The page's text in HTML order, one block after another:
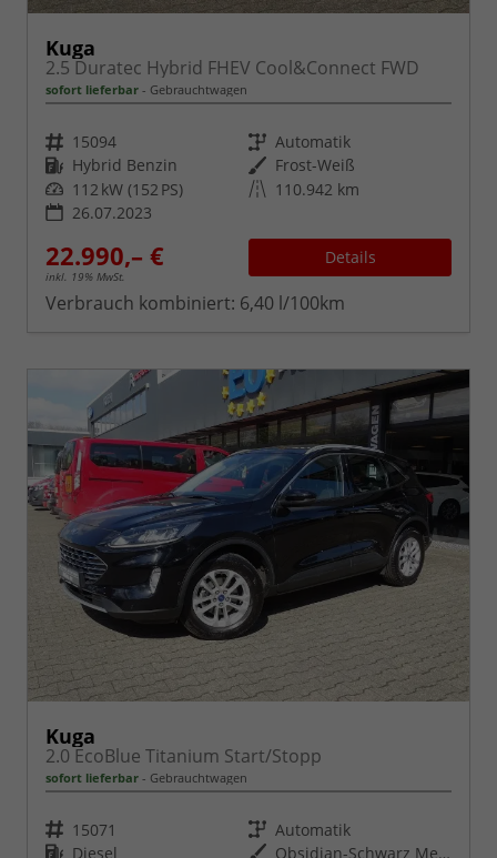
Kuga
2.5 Duratec Hybrid FHEV Cool&Connect FWD
sofort lieferbar Gebrauchtwagen
Fahrzeugnr. 15094 Getriebe Automatik
Kraftstoff Hybrid Benzin Außenfarbe Frost-Weiß
Leistung 112 kW (152 PS) Kilometerstand 110.942 km
26.07.2023
22.990,– €
inkl. 19% MwSt.
Details
Verbrauch kombiniert: 6,40 l/100km
Kuga
2.0 EcoBlue Titanium Start/Stopp
sofort lieferbar Gebrauchtwagen
Fahrzeugnr. 15071 Getriebe Automatik
Kraftstoff Diesel Außenfarbe Obsidian-Schwarz Metallic